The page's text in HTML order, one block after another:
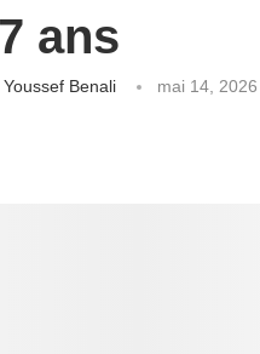
ans
Youssef Benali mai 14, 2026